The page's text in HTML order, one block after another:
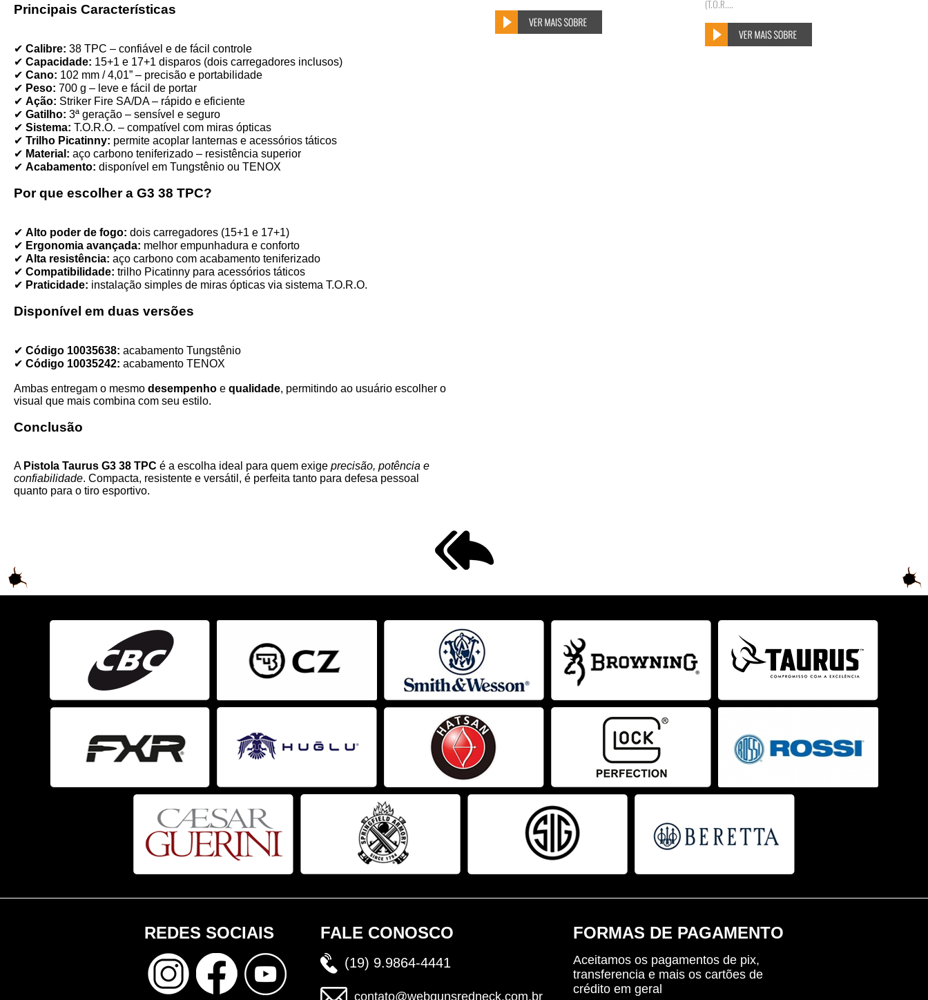
Principais Características
✔ Calibre: 38 TPC – confiável e de fácil controle
✔ Capacidade: 15+1 e 17+1 disparos (dois carregadores inclusos)
✔ Cano: 102 mm / 4,01” – precisão e portabilidade
✔ Peso: 700 g – leve e fácil de portar
✔ Ação: Striker Fire SA/DA – rápido e eficiente
✔ Gatilho: 3ª geração – sensível e seguro
✔ Sistema: T.O.R.O. – compatível com miras ópticas
✔ Trilho Picatinny: permite acoplar lanternas e acessórios táticos
✔ Material: aço carbono teniferizado – resistência superior
✔ Acabamento: disponível em Tungstênio ou TENOX
Por que escolher a G3 38 TPC?
✔ Alto poder de fogo: dois carregadores (15+1 e 17+1)
✔ Ergonomia avançada: melhor empunhadura e conforto
✔ Alta resistência: aço carbono com acabamento teniferizado
✔ Compatibilidade: trilho Picatinny para acessórios táticos
✔ Praticidade: instalação simples de miras ópticas via sistema T.O.R.O.
Disponível em duas versões
✔ Código 10035638: acabamento Tungstênio
✔ Código 10035242: acabamento TENOX
Ambas entregam o mesmo desempenho e qualidade, permitindo ao usuário escolher o
visual que mais combina com seu estilo.
Conclusão
A Pistola Taurus G3 38 TPC é a escolha ideal para quem exige precisão, potência e
confiabilidade. Compacta, resistente e versátil, é perfeita tanto para defesa pessoal
quanto para o tiro esportivo.
(T.O.R....
REDES SOCIAIS FALE CONOSCO
(19) 9.9864-4441
contato@webgunsredneck.com.br
FORMAS DE PAGAMENTO
Aceitamos os pagamentos de pix,
transferencia e mais os cartões de
crédito em geral